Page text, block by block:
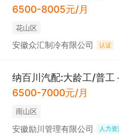
6500-8005元/月
花山区
安徽众汇制冷有限公司 认证
纳百川汽配:大龄工/普工
6500-7000元/月
雨山区
安徽励川管理有限公司 人力资